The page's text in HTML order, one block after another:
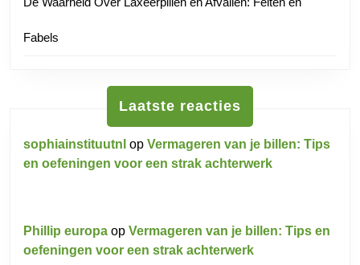
Fabels
Laatste reacties
sophiainstituutnl op Vermageren van je billen: Tips
en oefeningen voor een strak achterwerk
Phillip europa op Vermageren van je billen: Tips en
oefeningen voor een strak achterwerk